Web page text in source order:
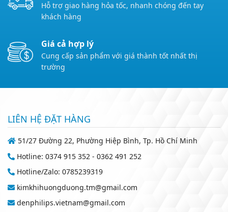
Hỗ trợ giao hàng hỏa tốc, nhanh chóng đến tay
khách hàng
Giá cả hợp lý
Cung cấp sản phẩm với giá thành tốt nhất thị
trường
LIÊN HỆ ĐẶT HÀNG
51/27 Đường 22, Phường Hiệp Bình, Tp. Hồ Chí Minh
Hotline: 0374 915 352 - 0362 491 252
Hotline/Zalo: 0785239319
kimkhihuongduong.tm@gmail.com
denphilips.vietnam@gmail.com